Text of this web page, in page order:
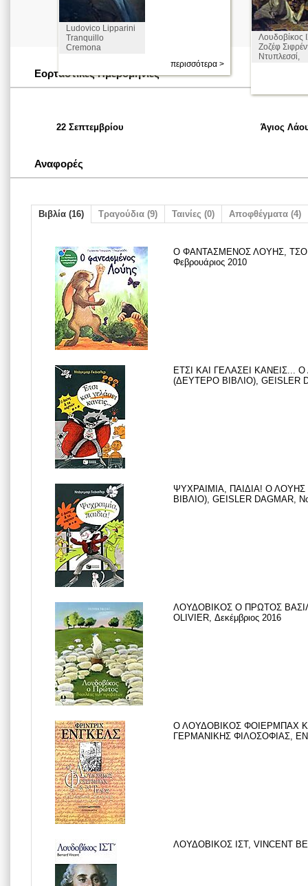
Ludovico Lipparini
Tranquillo
Cremona
περισσότερα >
Λουδοβίκος
Ζοζέφ
Ντυπλεσσί,
Εορταστικές Ημερομηνίες
22 Σεπτεμβρίου Άγιος
Αναφορές
Βιβλία (16) Τραγούδια (9) Ταινίες (0) Αποφθέγματα (4)
Ο ΦΑΝΤΑΣΜΕΝΟΣ ΛΟΥΗΣ,
Φεβρουάριος 2010
ΕΤΣΙ ΚΑΙ ΓΕΛΑΣΕΙ ΚΑΝΕΙΣ...
(ΔΕΥΤΕΡΟ ΒΙΒΛΙΟ), GEISLER
ΨΥΧΡΑΙΜΙΑ, ΠΑΙΔΙΑ! Ο
ΒΙΒΛΙΟ), GEISLER DAGMAR,
ΛΟΥΔΟΒΙΚΟΣ Ο ΠΡΩΤΟΣ
OLIVIER, Δεκέμβριος 2016
Ο ΛΟΥΔΟΒΙΚΟΣ ΦΟΙΕΡΜΠΑΧ
ΓΕΡΜΑΝΙΚΗΣ ΦΙΛΟΣΟΦΙΑΣ,
ΛΟΥΔΟΒΙΚΟΣ ΙΣΤ, VINCENT